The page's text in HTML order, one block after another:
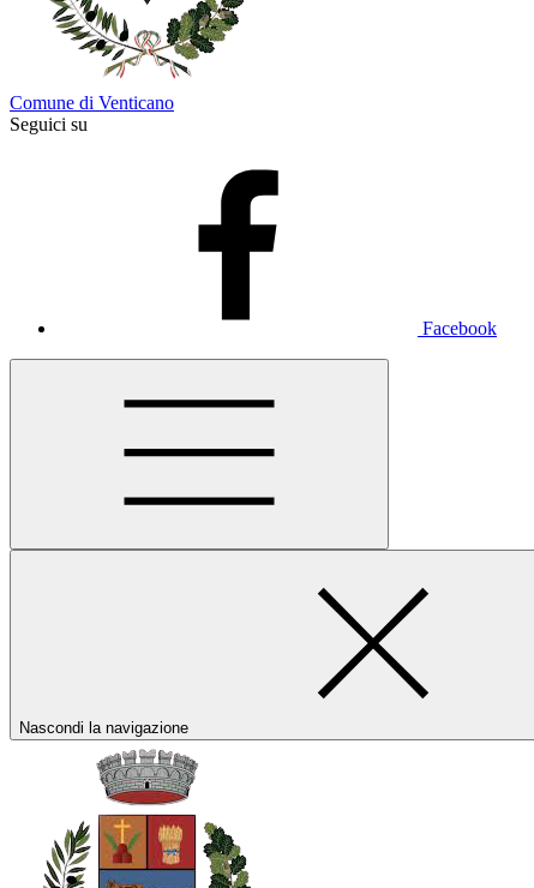
Comune di Venticano
Seguici su
Facebook
Nascondi la navigazione